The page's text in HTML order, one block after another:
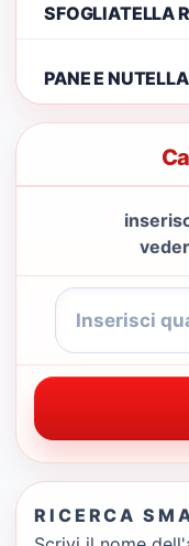
SFOGLIATELLA
PANE E NUTELLA
RICERCA